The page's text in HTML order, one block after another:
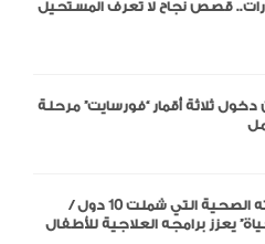
تعلن دخول ثلاثة أقمار “فورسايت” مرحلة
مواصلة لمبادراته الصحية التي شملت 10 دول /
يعزز برامجه العلاجية للأطفال